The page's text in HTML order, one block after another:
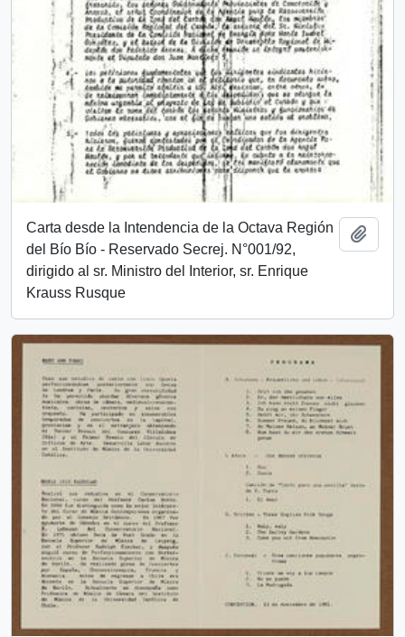
Carta desde la Intendencia de la Octava Región
del Bío Bío - Reservado Secrej. N°001/92,
dirigido al sr. Ministro del Interior, sr. Enrique
Krauss Rusque